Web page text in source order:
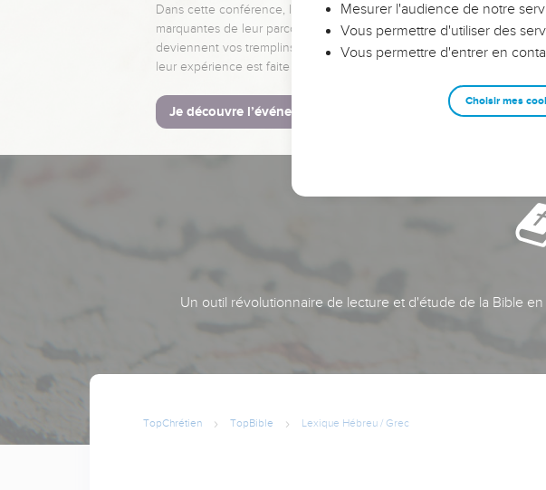
Dans cette conférence, leaders, entrepreneurs, et responsables
marquantes de leur parcours et les clés pour avancer avec plus de
deviennent vos tremplins. Que vous guidiez un ministère, une
leur expérience est faite pour vous.
Je découvre l’événement
Un outil révolutionnaire de lecture et d'étude de la Bible
TopChrétien TopBible Lexique Hébreu / Grec
Mesurer l'audience de notre
Vous permettre d'utiliser des
Vous permettre d'entrer en
Choisir mes